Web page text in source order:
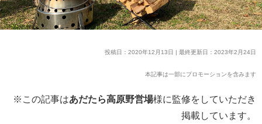
投稿日：2020年12月13日 | 最終更新日：2023年2月24日
本記事は一部にプロモーションを含みます
※この記事はあだたら高原野営場様に監修をしていただき
掲載しています。